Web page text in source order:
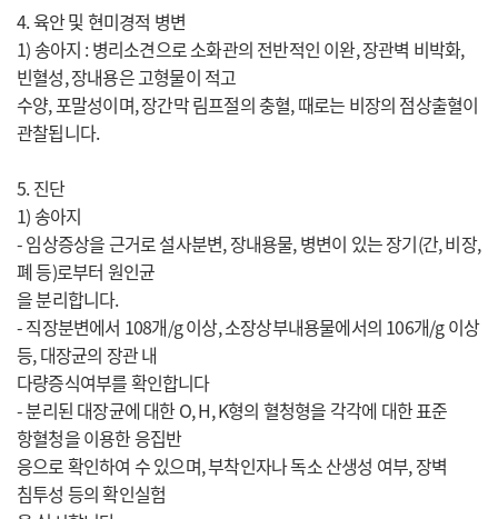
4. 육안 및 현미경적 병변
1) 송아지 : 병리소견으로 소화관의 전반적인 이완, 장관벽 비박화,
빈혈성, 장내용은 고형물이 적고
수양, 포말성이며, 장간막 림프절의 충혈, 때로는 비장의 점상출혈이
관찰됩니다.
5. 진단
1) 송아지
- 임상증상을 근거로 설사분변, 장내용물, 병변이 있는 장기(간, 비장,
폐 등)로부터 원인균
을 분리합니다.
- 직장분변에서 108개/g 이상, 소장상부내용물에서의 106개/g 이상
등, 대장균의 장관 내
다량증식여부를 확인합니다
- 분리된 대장균에 대한 O, H, K형의 혈청형을 각각에 대한 표준
항혈청을 이용한 응집반
응으로 확인하여 수 있으며, 부착인자나 독소 산생성 여부, 장벽
침투성 등의 확인실험